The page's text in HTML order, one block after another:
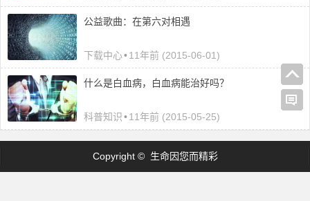
公益歌曲：在第六对相遇
下载中心•11年前 (2015-06-01)
什么是白血病，白血病能治好吗？
科普知识•11年前 (2015-05-25)
Copyright © 生命因您而精彩